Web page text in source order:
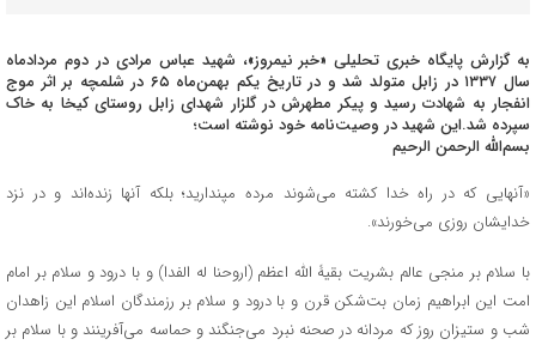
به گزارش پایگاه خبری تحلیلی «خبر نیمروز»، شهید عباس مرادی در دوم مردادماه
سال ۱۳۳۷ در زابل متولد شد و در تاریخ یکم بهمن‌ماه ۶۵ در شلمچه بر اثر موج
انفجار به شهادت رسید و پیکر مطهرش در گلزار شهدای زابل روستای کیخا به خاک
سپرده شد.این شهید در وصیت‌نامه خود نوشته است؛
بسم‌الله الرحمن الرحیم
«آنهایی که در راه خدا کشته می‌شوند مرده مپندارید؛ بلکه آنها زنده‌اند و در نزد
خدایشان روزی می‌خورند».
با سلام بر منجی عالم بشریت بقیۀ الله اعظم (اروحنا له الفدا) و با درود و سلام بر امام
امت این ابراهیم زمان بت‌شکن قرن و با درود و سلام بر رزمندگان اسلام این زاهدان
شب و ستیزان روز که مردانه در صحنه نبرد می‌جنگند و حماسه می‌آفرینند و با سلام بر